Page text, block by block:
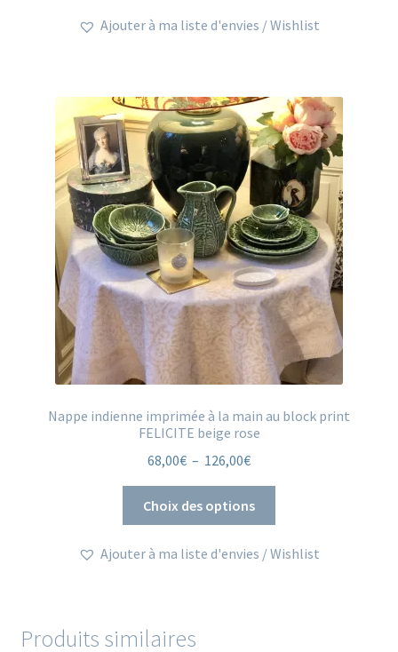
Ajouter à ma liste d'envies / Wishlist
Nappe indienne imprimée à la main au block print
FELICITE beige rose
68,00€ – 126,00€Plage
prix :
68,00€
à
Choix des options
plusieurs
Ajouter à ma liste d'envies / Wishlist
Produits similaires